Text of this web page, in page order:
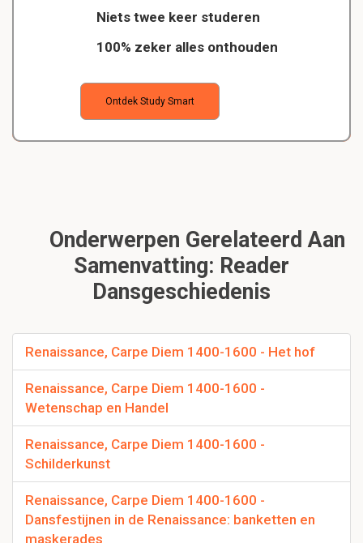
Niets twee keer studeren
100% zeker alles onthouden
Ontdek Study Smart
Onderwerpen Gerelateerd Aan
Samenvatting: Reader
Dansgeschiedenis
Renaissance, Carpe Diem 1400-1600 - Het hof
Renaissance, Carpe Diem 1400-1600 -
Wetenschap en Handel
Renaissance, Carpe Diem 1400-1600 -
Schilderkunst
Renaissance, Carpe Diem 1400-1600 -
Dansfestijnen in de Renaissance: banketten en
maskerades